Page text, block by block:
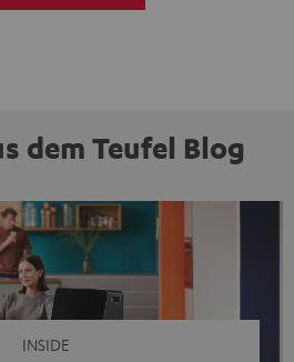
dem Teufel Blog
INSIDE